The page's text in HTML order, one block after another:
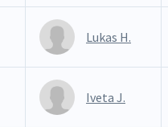
Lukas H.
Iveta J.